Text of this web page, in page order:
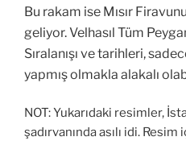
Bu rakam ise Mısır
geliyor. Velhasıl Tüm
Sıralanışı ve tarihleri,
yapmış olmakla alakalı
NOT: Yukarıdaki resimler,
şadırvanında asılı idi.